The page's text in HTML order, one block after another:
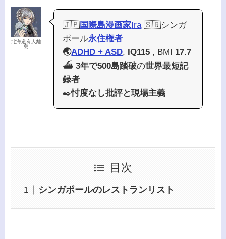
北海道有人離
島
🇯🇵国際島漫画家 Ira🇸🇬シンガ
ポール永住権者
🌏ADHD + ASD, IQ115 , BMI 17.7
⛴️3年で500島踏破の世界最短記
録者
✒️忖度なし批評と現場主義
目次
シンガポールのレストランリスト